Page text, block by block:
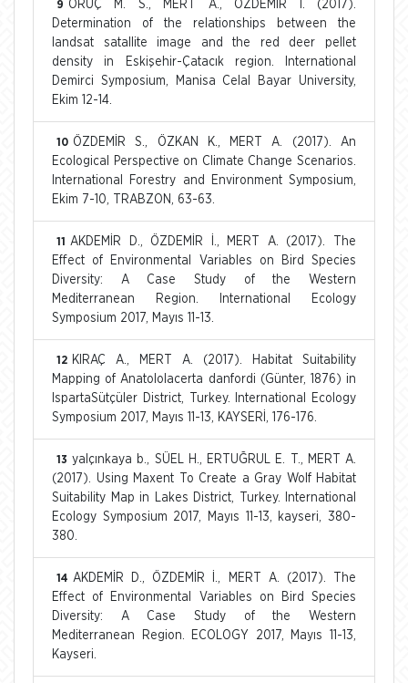
9 ORUÇ M. S., MERT A., ÖZDEMİR İ. (2017).
Determination of the relationships between the
landsat satallite image and the red deer pellet
density in Eskişehir-Çatacık region. International
Demirci Symposium, Manisa Celal Bayar University,
Ekim 12-14.
10 ÖZDEMİR S., ÖZKAN K., MERT A. (2017). An
Ecological Perspective on Climate Change Scenarios.
International Forestry and Environment Symposium,
Ekim 7-10, TRABZON, 63-63.
11
AKDEMİR D., ÖZDEMİR İ., MERT A. (2017). The
Effect of Environmental Variables on Bird Species
Diversity: A Case Study of the Western
Mediterranean Region. International Ecology
Symposium 2017, Mayıs 11-13.
12 KIRAÇ A., MERT A. (2017). Habitat Suitability
Mapping of Anatololacerta danfordi (Günter, 1876) in
IspartaSütçüler District, Turkey. International Ecology
Symposium 2017, Mayıs 11-13, KAYSERİ, 176-176.
13 yalçınkaya b., SÜEL H., ERTUĞRUL E. T., MERT A.
(2017). Using Maxent To Create a Gray Wolf Habitat
Suitability Map in Lakes District, Turkey. International
Ecology Symposium 2017, Mayıs 11-13, kayseri, 380-
380.
14 AKDEMİR D., ÖZDEMİR İ., MERT A. (2017). The
Effect of Environmental Variables on Bird Species
Diversity: A Case Study of the Western
Mediterranean Region. ECOLOGY 2017, Mayıs 11-13,
Kayseri.